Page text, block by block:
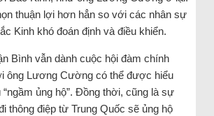
thuận lợi hơn hẳn so với các nhân sự
Kinh khó đoán định và điều khiển.
Bình vẫn dành cuộc hội đàm chính
ông Lương Cường có thể được hiểu
ủng hộ”. Đồng thời, cũng là sự
thông điệp từ Trung Quốc sẽ ủng hộ